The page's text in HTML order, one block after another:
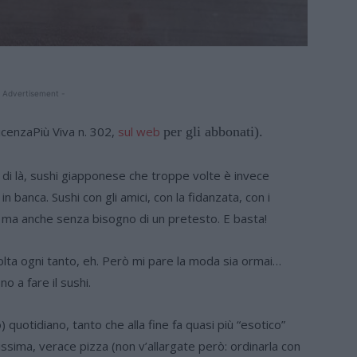
-
Viva n. 302, sul web per gli abbonati).
là, sushi giapponese che troppe volte è invece
banca. Sushi con gli amici, con la fidanzata, con i
anche senza bisogno di un pretesto. E basta!
ogni tanto, eh. Però mi pare la moda sia ormai…
a fare il sushi.
tanto che alla fine fa quasi più “esotico”
verace pizza (non v’allargate però: ordinarla con